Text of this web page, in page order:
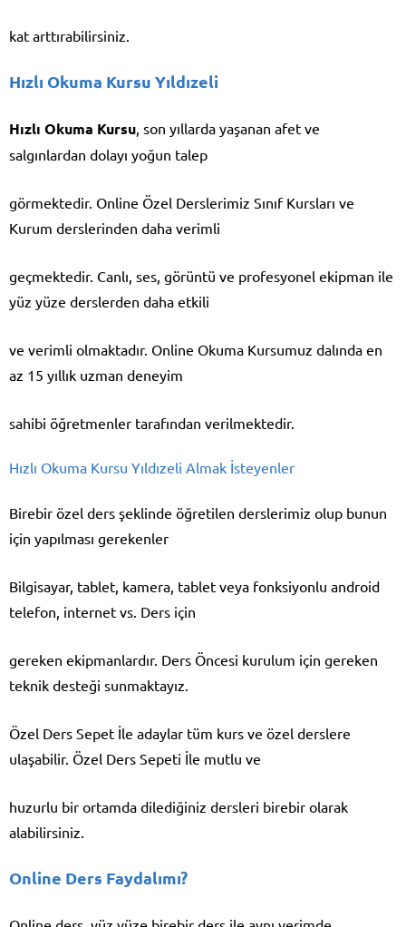
kat arttırabilirsiniz.
Hızlı Okuma Kursu Yıldızeli
Hızlı Okuma Kursu , son yıllarda yaşanan afet ve
salgınlardan dolayı yoğun talep
görmektedir. Online Özel Derslerimiz Sınıf Kursları ve
Kurum derslerinden daha verimli
geçmektedir. Canlı, ses, görüntü ve profesyonel ekipman ile
yüz yüze derslerden daha etkili
ve verimli olmaktadır. Online Okuma Kursumuz dalında en
az 15 yıllık uzman deneyim
sahibi öğretmenler tarafından verilmektedir.
Hızlı Okuma Kursu Yıldızeli Almak İsteyenler
Birebir özel ders şeklinde öğretilen derslerimiz olup bunun
için yapılması gerekenler
Bilgisayar, tablet, kamera, tablet veya fonksiyonlu android
telefon, internet vs. Ders için
gereken ekipmanlardır. Ders Öncesi kurulum için gereken
teknik desteği sunmaktayız.
Özel Ders Sepet İle adaylar tüm kurs ve özel derslere
ulaşabilir. Özel Ders Sepeti İle mutlu ve
huzurlu bir ortamda dilediğiniz dersleri birebir olarak
alabilirsiniz.
Online Ders Faydalımı?